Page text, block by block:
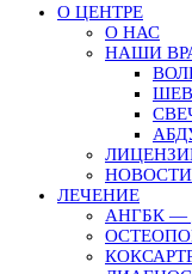
О ЦЕНТРЕ
О НАС
НАШИ
НОВОСТИ
ЛЕЧЕНИЕ
АНГБК —